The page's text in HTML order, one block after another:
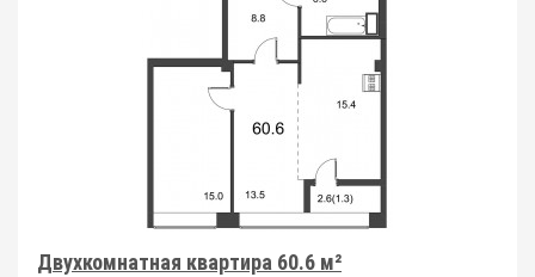
Двухкомнатная квартира 60.6 м²